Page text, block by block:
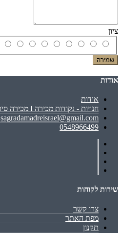
ציון
שמירה
אודות
אודות
חנויות - נקודות מכירה I מכירה סיטונאית
sagradamadreisrael@gmail.com
0548966499
שירות לקוחות
צרו קשר
מפת האתר
תקנון